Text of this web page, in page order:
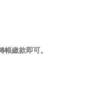
繳款即可。